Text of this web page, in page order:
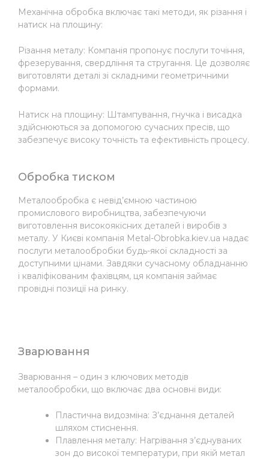
Механічна обробка включає такі методи, як різання і
натиск на площину:
Різання металу: Компанія пропонує послуги точіння,
фрезерування, свердління та стругання. Це дозволяє
виготовляти деталі зі складними геометричними
формами.
Натиск на площину: Штампування, гнучка і висадка
здійснюються за допомогою сучасних пресів, що
забезпечує високу точність та ефективність процесу.
Обробка тиском
Металообробка є невід’ємною частиною
промислового виробництва, забезпечуючи
виготовлення високоякісних деталей і виробів з
металу. У Києві компанія Metal-Obrobka.kiev.ua надає
послуги металообробки будь-якої складності за
доступними цінами. Завдяки сучасному обладнанню
і кваліфікованим фахівцям, ця компанія займає
провідні позиції на ринку.
Зварювання
Зварювання – один з ключових методів
металообробки, що включає два основні види:
Пластична видозміна: З’єднання деталей
шляхом стиснення.
Плавлення металу: Нагрівання з’єднуваних
зон до високої температури, при якій метал